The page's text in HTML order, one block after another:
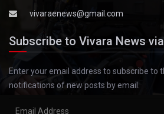
vivaraenews@gmail.com
Subscribe to Vivara News
Enter your email address to subscribe to
notifications of new posts by email.